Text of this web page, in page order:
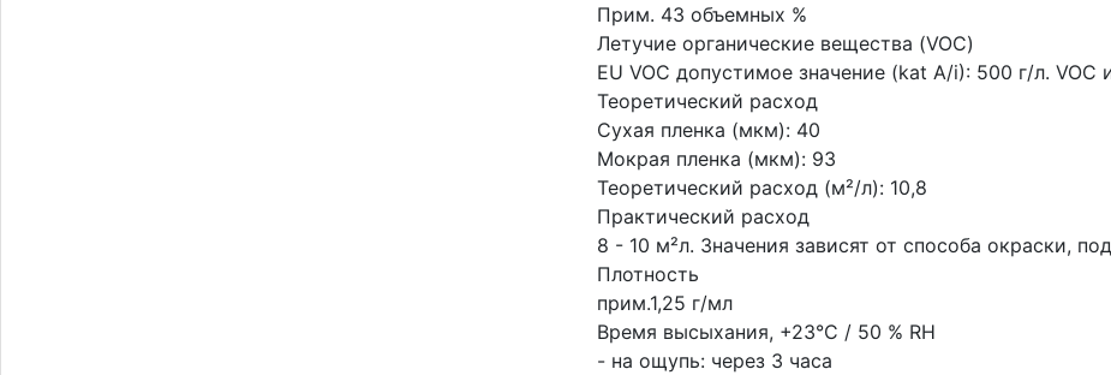
Прим. 43 объемных %
Летучие органические вещества (VOC)
EU VOC допустимое значение (kat A/i): 500 г/л. VOC
Теоретический расход
Сухая пленка (мкм): 40
Мокрая пленка (мкм): 93
Теоретический расход (м²/л): 10,8
Практический расход
8 - 10 м²л. Значения зависят от способа окраски,
Плотность
прим.1,25 г/мл
Время высыхания, +23°C / 50 % RH
- на ощупь: через 3 часа